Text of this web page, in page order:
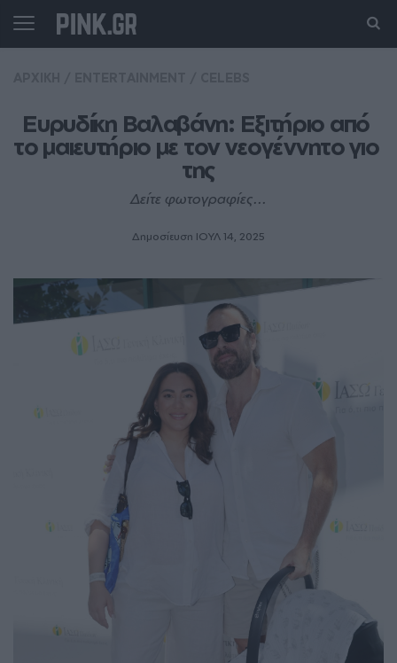
Ευρυδίκη Βαλαβάνη: Εξιτήριο από
το μαιευτήριο με τον νεογέννητο γιο
της
Δείτε φωτογραφίες...
Δημοσίευση ΙΟΥΛ 14, 2025